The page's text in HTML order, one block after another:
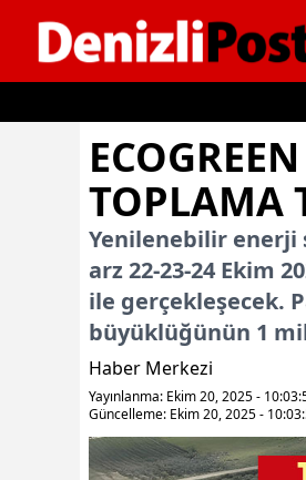
TOPLAMA
Yenilenebilir enerji
arz 22-23-24 Ekim
ile gerçekleşecek.
büyüklüğünün 1
Haber Merkezi
Yayınlanma: Ekim 20, 2025 -
Güncelleme: Ekim 20, 2025 -